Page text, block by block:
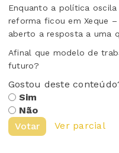
Enquanto a política
reforma ficou em Xeque
aberto a resposta a uma
Afinal que modelo de
futuro?
Gostou deste
Sim
Não
Votar
Ver parcial